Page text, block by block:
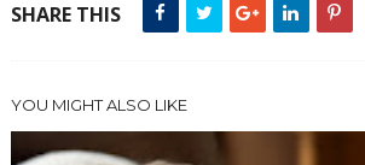
SHARE THIS
YOU MIGHT ALSO LIKE